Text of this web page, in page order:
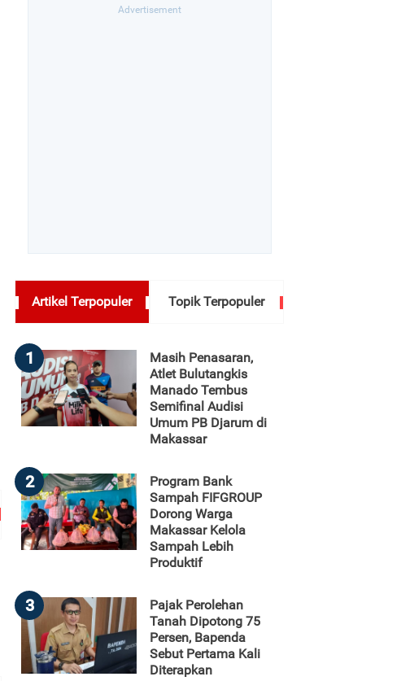
Artikel Terpopuler Topik Terpopuler
1
Masih Penasaran,
Atlet Bulutangkis
Manado Tembus
Semifinal Audisi
Umum PB Djarum di
Makassar
2
Program Bank
Sampah FIFGROUP
Dorong Warga
Makassar Kelola
Sampah Lebih
Produktif
3
Pajak Perolehan
Tanah Dipotong 75
Persen, Bapenda
Sebut Pertama Kali
Diterapkan